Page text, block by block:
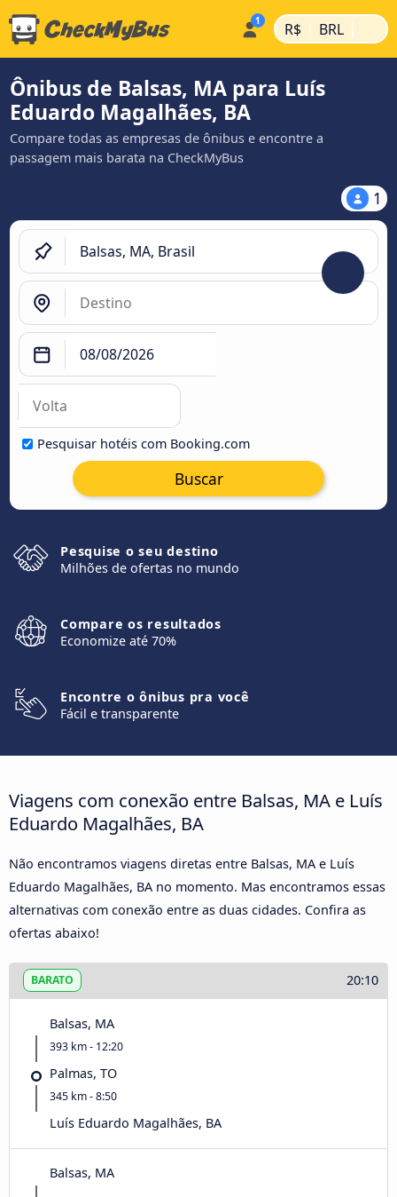
R$ | BRL |
Ônibus de Balsas, MA para Luís
Eduardo Magalhães, BA
Compare todas as empresas de ônibus e encontre a
passagem mais barata na CheckMyBus
1
Pesquisar hotéis com Booking.com
Buscar
Pesquise o seu destino
Milhões de ofertas no mundo
Compare os resultados
Economize até 70%
Encontre o ônibus pra você
Fácil e transparente
Viagens com conexão entre Balsas, MA e Luís
Eduardo Magalhães, BA
Não encontramos viagens diretas entre Balsas, MA e Luís
Eduardo Magalhães, BA no momento. Mas encontramos essas
alternativas com conexão entre as duas cidades. Confira as
ofertas abaixo!
BARATO 20:10
Balsas, MA
393 km - 12:20
Palmas, TO
345 km - 8:50
Luís Eduardo Magalhães, BA
Balsas, MA